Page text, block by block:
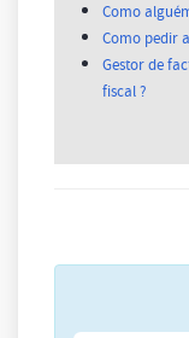
Como
Como pedir
Gestor de
fiscal ?